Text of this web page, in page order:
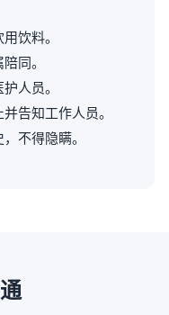
饮料。
同。
人员。
告知工作人员。
不得隐瞒。